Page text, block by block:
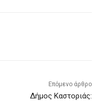
Επόμενο άρθρο
Δήμος Καστοριάς: